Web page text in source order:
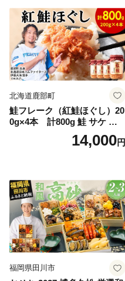
北海道鹿部町
鮭フレーク（紅鮭ほぐし）20
0g×4本 計800g 鮭 サケ 鮭
ほぐし サケフレーク シャケ
フレーク 鮭フレーク14,000円
福岡県田川市